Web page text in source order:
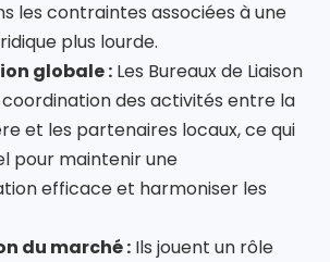
les contraintes associées à une
plus lourde.
globale : Les Bureaux de Liaison
des activités entre la
et les partenaires locaux, ce qui
pour maintenir une
efficace et harmoniser les
du marché : Ils jouent un rôle